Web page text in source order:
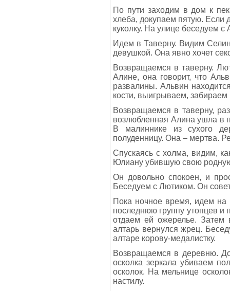
По пути заходим в дом к
хлеба, докупаем пятую. Если
куколку. На улице беседуем
Идем в Таверну. Видим
девушкой. Она явно хочет
Возвращаемся в таверну.
Алине, она говорит, что
развалины. Альвин
кости, выигрываем,
Возвращаемся в таверну,
возлюбленная Алина ушла в
В малиннике из сухого
полуденницу. Она – мертва.
Спускаясь с холма, видим,
Юлиану убившую свою
Он довольно спокоен, и
Беседуем с Лютиком. Он
Пока ночное время, идем на
последнюю группу утопцев и
отдаем ей ожерелье. Затем
алтарь вернулся жрец.
алтаре корову-медалистку.
Возвращаемся в деревню.
осколка зеркала убиваем
осколок. На мельнице
настилу.